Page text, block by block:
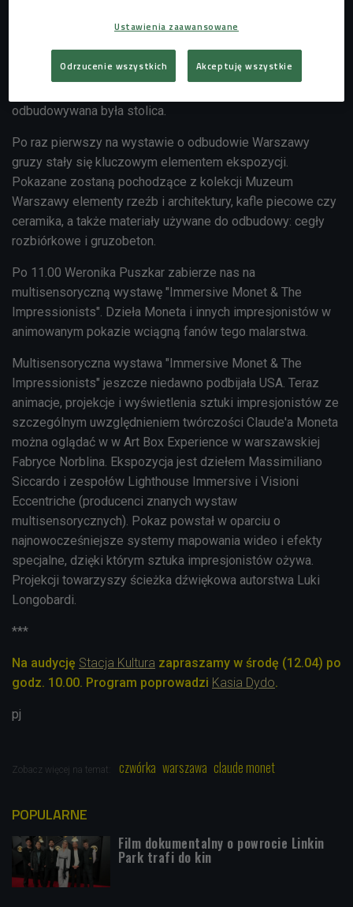
Warszawiacy tworzyli przyszłość swoją i powojennej
Warszawy. Pierwsze lata po wojnie mijały na
odgruzowywaniu i wyburzaniu ruin, ale także odzyskiwaniu
odbudowywana była stolica.
Po raz pierwszy na wystawie o odbudowie Warszawy
gruzy stały się kluczowym elementem ekspozycji.
Pokazane zostaną pochodzące z kolekcji Muzeum
Warszawy elementy rzeźb i architektury, kafle piecowe czy
ceramika, a także materiały używane do odbudowy: cegły
rozbiórkowe i gruzobeton.
Po 11.00 Weronika Puszkar zabierze nas na
multisensoryczną wystawę "Immersive Monet & The
Impressionists". Dzieła Moneta i innych impresjonistów w
animowanym pokazie wciągną fanów tego malarstwa.
Multisensoryczna wystawa "Immersive Monet & The
Impressionists" jeszcze niedawno podbijała USA. Teraz
animacje, projekcje i wyświetlenia sztuki impresjonistów ze
szczególnym uwzględnieniem twórczości Claude'a Moneta
można oglądać w w Art Box Experience w warszawskiej
Fabryce Norblina. Ekspozycja jest dziełem Massimiliano
Siccardo i zespołów Lighthouse Immersive i Visioni
Eccentriche (producenci znanych wystaw
multisensorycznych). Pokaz powstał w oparciu o
najnowocześniejsze systemy mapowania wideo i efekty
specjalne, dzięki którym sztuka impresjonistów ożywa.
Projekcji towarzyszy ścieżka dźwiękowa autorstwa Luki
Longobardi.
***
Na audycję Stacja Kultura zapraszamy w środę (12.04) po
godz. 10.00. Program poprowadzi Kasia Dydo.
pj
Zobacz więcej na temat: czwórka warszawa claude monet
POPULARNE
Film dokumentalny o powrocie Linkin
Park trafi do kin
Ustawienia zaawansowane
Odrzucenie wszystkich Akceptuję wszystkie